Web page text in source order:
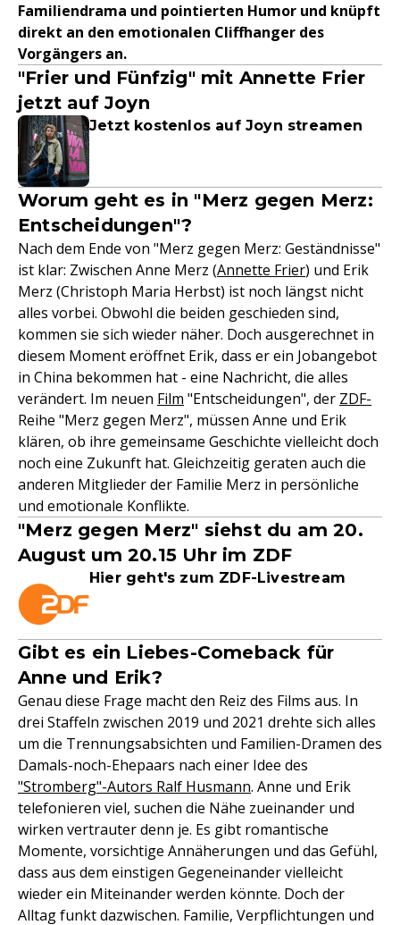
Familiendrama und pointierten Humor und knüpft
direkt an den emotionalen Cliffhanger des
Vorgängers an.
"Frier und Fünfzig" mit Annette Frier
jetzt auf Joyn
Jetzt kostenlos auf Joyn streamen
Worum geht es in "Merz gegen Merz:
Entscheidungen"?
Nach dem Ende von "Merz gegen Merz: Geständnisse"
ist klar: Zwischen Anne Merz (Annette Frier) und Erik
Merz (Christoph Maria Herbst) ist noch längst nicht
alles vorbei. Obwohl die beiden geschieden sind,
kommen sie sich wieder näher. Doch ausgerechnet in
diesem Moment eröffnet Erik, dass er ein Jobangebot
in China bekommen hat - eine Nachricht, die alles
verändert. Im neuen Film "Entscheidungen", der ZDF-
Reihe "Merz gegen Merz", müssen Anne und Erik
klären, ob ihre gemeinsame Geschichte vielleicht doch
noch eine Zukunft hat. Gleichzeitig geraten auch die
anderen Mitglieder der Familie Merz in persönliche
und emotionale Konflikte.
"Merz gegen Merz" siehst du am 20.
August um 20.15 Uhr im ZDF
Hier geht's zum ZDF-Livestream
Gibt es ein Liebes-Comeback für
Anne und Erik?
Genau diese Frage macht den Reiz des Films aus. In
drei Staffeln zwischen 2019 und 2021 drehte sich alles
um die Trennungsabsichten und Familien-Dramen des
Damals-noch-Ehepaars nach einer Idee des
"Stromberg"-Autors Ralf Husmann. Anne und Erik
telefonieren viel, suchen die Nähe zueinander und
wirken vertrauter denn je. Es gibt romantische
Momente, vorsichtige Annäherungen und das Gefühl,
dass aus dem einstigen Gegeneinander vielleicht
wieder ein Miteinander werden könnte. Doch der
Alltag funkt dazwischen. Familie, Verpflichtungen und